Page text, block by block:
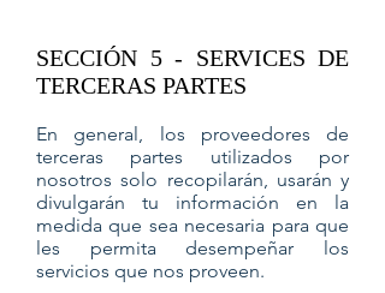
SECCIÓN 5 - SERVICES DE
TERCERAS PARTES
En general, los proveedores de
terceras partes utilizados por
nosotros solo recopilarán, usarán y
divulgarán tu información en la
medida que sea necesaria para que
les permita desempeñar los
servicios que nos proveen.